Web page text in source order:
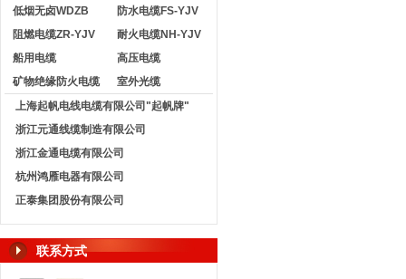
低烟无卤WDZB
防水电缆FS-YJV
阻燃电缆ZR-YJV
耐火电缆NH-YJV
船用电缆
高压电缆
矿物绝缘防火电缆
室外光缆
上海起帆电线电缆有限公司"起帆牌"
浙江元通线缆制造有限公司
浙江金通电缆有限公司
杭州鸿雁电器有限公司
正泰集团股份有限公司
联系方式